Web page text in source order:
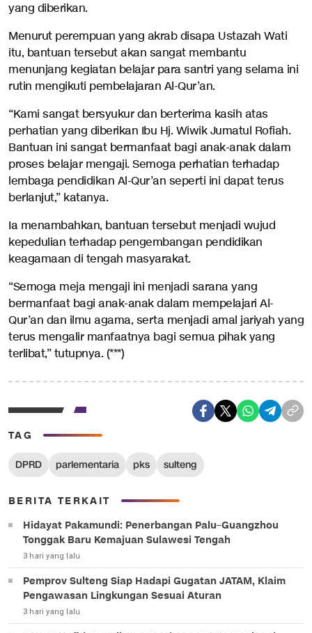
yang diberikan.
Menurut perempuan yang akrab disapa Ustazah Wati
itu, bantuan tersebut akan sangat membantu
menunjang kegiatan belajar para santri yang selama ini
rutin mengikuti pembelajaran Al-Qur’an.
“Kami sangat bersyukur dan berterima kasih atas
perhatian yang diberikan Ibu Hj. Wiwik Jumatul Rofiah.
Bantuan ini sangat bermanfaat bagi anak-anak dalam
proses belajar mengaji. Semoga perhatian terhadap
lembaga pendidikan Al-Qur’an seperti ini dapat terus
berlanjut,” katanya.
Ia menambahkan, bantuan tersebut menjadi wujud
kepedulian terhadap pengembangan pendidikan
keagamaan di tengah masyarakat.
“Semoga meja mengaji ini menjadi sarana yang
bermanfaat bagi anak-anak dalam mempelajari Al-
Qur’an dan ilmu agama, serta menjadi amal jariyah yang
terus mengalir manfaatnya bagi semua pihak yang
terlibat,” tutupnya. (***)
TAG
DPRD parlementaria pks sulteng
BERITA TERKAIT
Hidayat Pakamundi: Penerbangan Palu–Guangzhou
Tonggak Baru Kemajuan Sulawesi Tengah
3 hari yang lalu
Pemprov Sulteng Siap Hadapi Gugatan JATAM, Klaim
Pengawasan Lingkungan Sesuai Aturan
3 hari yang lalu